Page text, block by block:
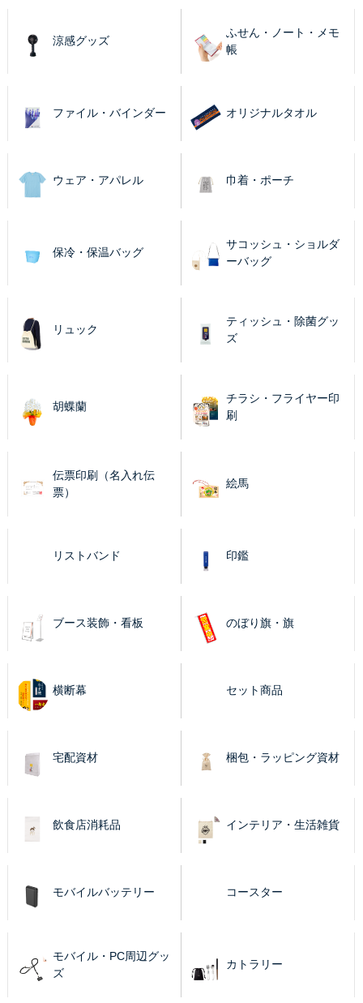
涼感グッズ
ふせん・ノート・メモ
帳
ファイル・バインダー オリジナルタオル
ウェア・アパレル 巾着・ポーチ
保冷・保温バッグ
サコッシュ・ショルダ
ーバッグ
リュック
ティッシュ・除菌グッ
ズ
胡蝶蘭
チラシ・フライヤー印
刷
伝票印刷（名入れ伝
票）
絵馬
リストバンド 印鑑
ブース装飾・看板 のぼり旗・旗
横断幕 セット商品
宅配資材 梱包・ラッピング資材
飲食店消耗品 インテリア・生活雑貨
モバイルバッテリー コースター
モバイル・PC周辺グッ
ズ
カトラリー